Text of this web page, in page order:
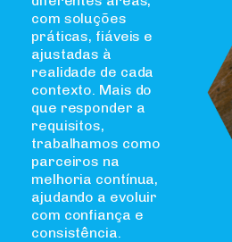
com soluções
práticas, fiáveis e
ajustadas à
realidade de cada
contexto. Mais do
que responder a
requisitos,
trabalhamos como
parceiros na
melhoria contínua,
ajudando a evoluir
com confiança e
consistência.